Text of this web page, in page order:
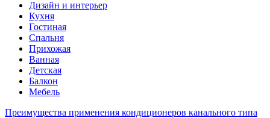
Дизайн и интерьер
Кухня
Гостиная
Спальня
Прихожая
Ванная
Детская
Балкон
Мебель
Преимущества применения кондиционеров канального типа